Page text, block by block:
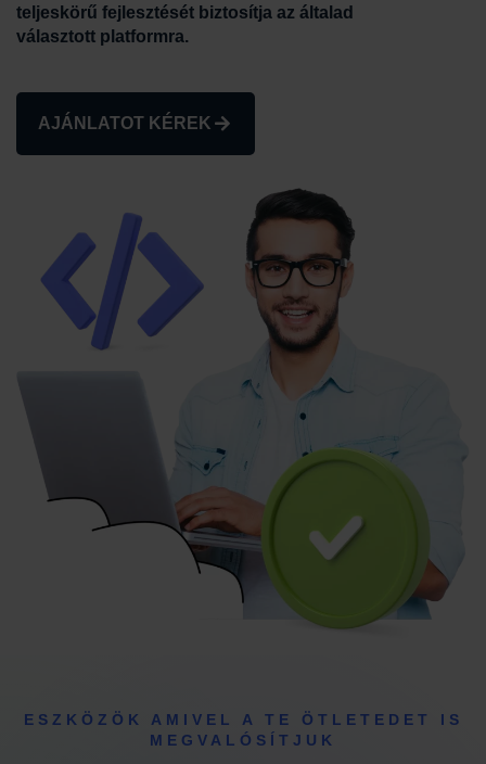
teljeskörű fejlesztését biztosítja az általad
választott platformra.
AJÁNLATOT KÉREK
ESZKÖZÖK AMIVEL A TE ÖTLETEDET IS
MEGVALÓSÍTJUK